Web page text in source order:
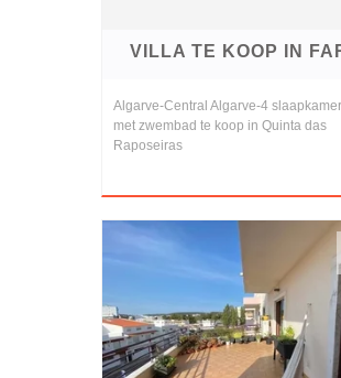
VILLA TE KOOP IN
Algarve-Central Algarve-4
met zwembad te koop in Quinta das
Raposeiras